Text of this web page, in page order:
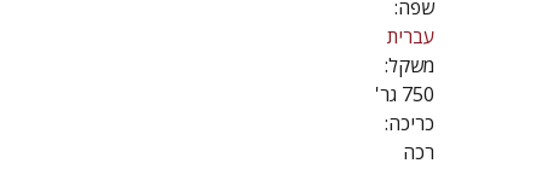
שפה:
עברית
משקל:
750 גר'
כריכה:
רכה